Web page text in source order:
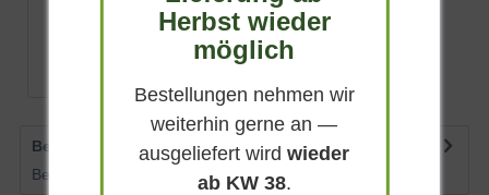
sondern auch durch seine Bodentoleranz.
ab 12,90 € *
Bewertungen
0
Bewertungen lesen, schreiben und diskutieren...
Herbst wieder
möglich
Bestellungen nehmen wir
weiterhin gerne an —
ausgeliefert wirdwieder
ab KW 38.